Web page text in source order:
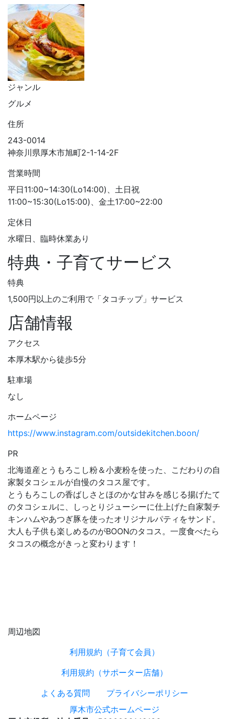
ジャンル
グルメ
住所
243-0014
神奈川県厚木市旭町2-1-14-2F
営業時間
平日11:00~14:30(Lo14:00)、土日祝
11:00~15:30(Lo15:00)、金土17:00~22:00
定休日
水曜日、臨時休業あり
特典・子育てサービス
特典
1,500円以上のご利用で「タコチップ」サービス
店舗情報
アクセス
本厚木駅から徒歩5分
駐車場
なし
ホームページ
https://www.instagram.com/outsidekitchen.boon/
PR
北海道産とうもろこし粉＆小麦粉を使った、こだわりの自
家製タコシェルが自慢のタコス屋です。
とうもろこしの香ばしさとほのかな甘みを感じる揚げたて
のタコシェルに、しっとりジューシーに仕上げた自家製チ
キンハムやあつぎ豚を使ったオリジナルパティをサンド。
大人も子供も楽しめるのがBOONのタコス。一度食べたら
タコスの概念がきっと変わります！
周辺地図
利用規約（子育て会員）
利用規約（サポーター店舗）
よくある質問
プライバシーポリシー
厚木市公式ホームページ